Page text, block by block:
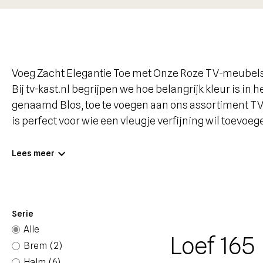
Voeg Zacht Elegantie Toe met Onze Roze TV-
Bij tv-kast.nl begrijpen we hoe belangrijk kleur is in
genaamd Blos, toe te voegen aan ons assortiment
is perfect voor wie een vleugje verfijning wil
Blos: Zacht en Elegant
De Voordelen van Pastel Roze
Roze is een kleur die vaak geassocieerd wordt met
bevorderen. Pastel roze, zoals Blos, is bijzonder
Lees meer expand_more
Serie
Alle
Brem (2)
Loef 165